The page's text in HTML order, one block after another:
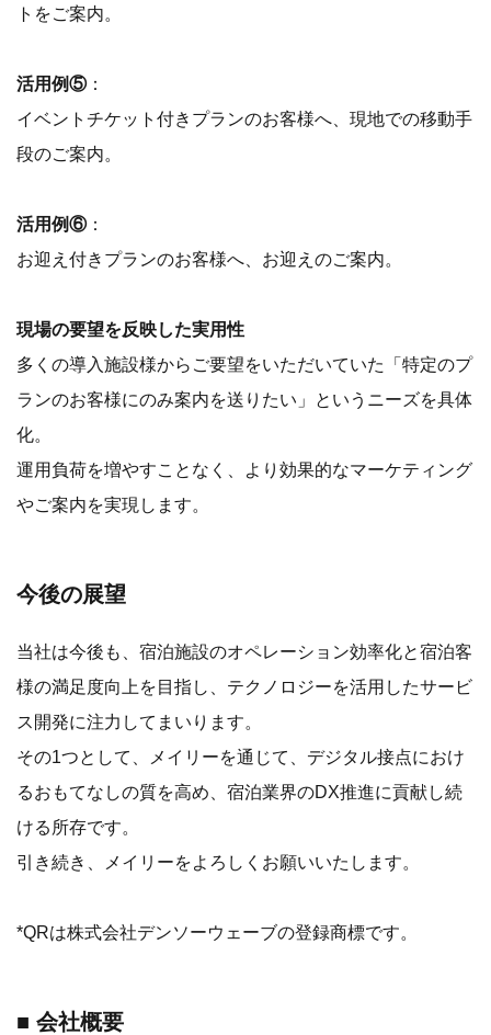
トをご案内。
活用例⑤：
イベントチケット付きプランのお客様へ、現地での移動手
段のご案内。
活用例⑥：
お迎え付きプランのお客様へ、お迎えのご案内。
現場の要望を反映した実用性
多くの導入施設様からご要望をいただいていた「特定のプ
ランのお客様にのみ案内を送りたい」というニーズを具体
化。
運用負荷を増やすことなく、より効果的なマーケティング
やご案内を実現します。
今後の展望
当社は今後も、宿泊施設のオペレーション効率化と宿泊客
様の満足度向上を目指し、テクノロジーを活用したサービ
ス開発に注力してまいります。
その1つとして、メイリーを通じて、デジタル接点におけ
るおもてなしの質を高め、宿泊業界のDX推進に貢献し続
ける所存です。
引き続き、メイリーをよろしくお願いいたします。
*QRは株式会社デンソーウェーブの登録商標です。
■ 会社概要